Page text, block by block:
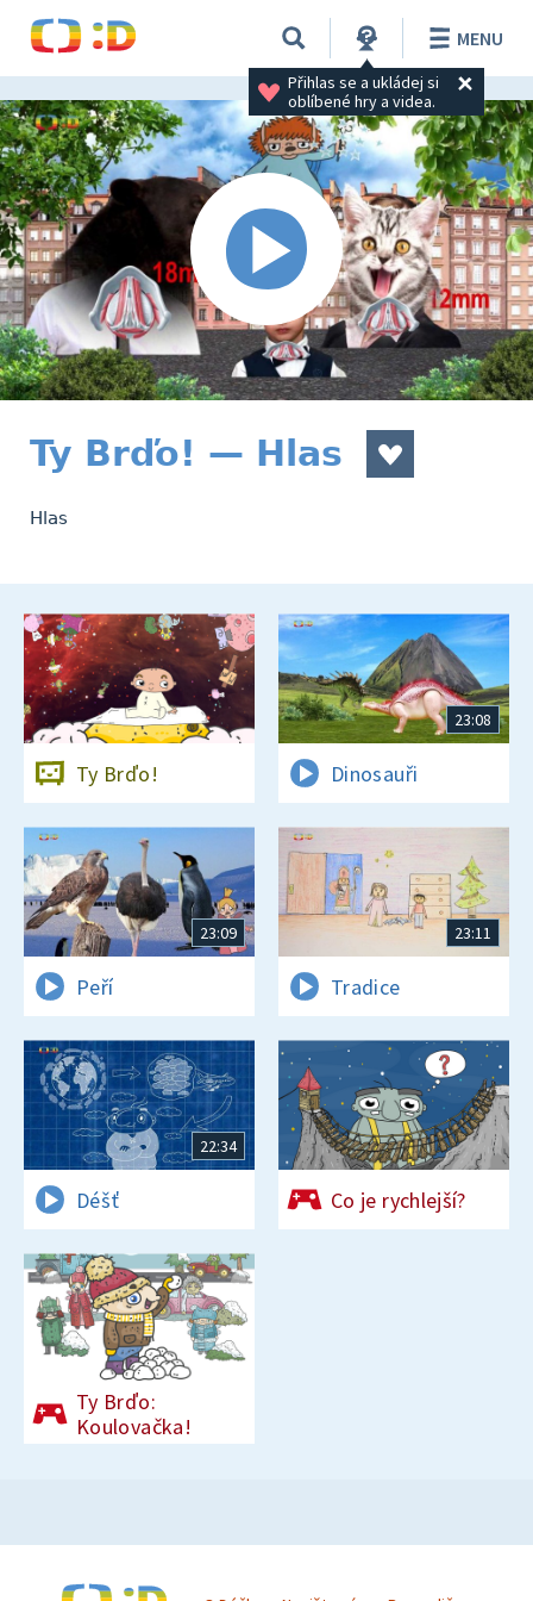
Přihlas se a ukládej si
oblíbené hry a videa.
MENU
Ty Brďo! — Hlas
Hlas
Ty Brďo!
23:08
Dinosauři
23:09
Peří
23:11
Tradice
22:34
Déšť Co je rychlejší?
Ty Brďo:
Koulovačka!